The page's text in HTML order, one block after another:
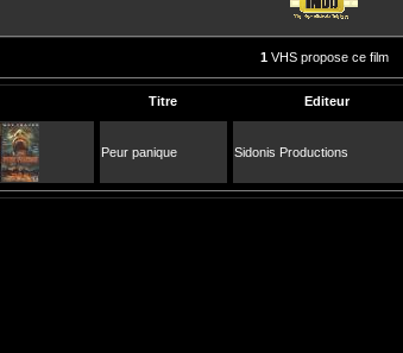
1VHS propose ce film
Titre Editeur
Peur panique Sidonis Productions